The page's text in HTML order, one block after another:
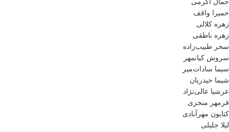
جمال اکرمی
حمیرا واقف
زهره کلالی
زهره ناطقی
سحر طبیب‌زاده
سروش کیانمهر
سیما سادات‌میر
شیما حیدریان
عرشیا عالی‌نژاد
فرمهر منجزی
کتایون مهرآبادی
لیلا جلیلی